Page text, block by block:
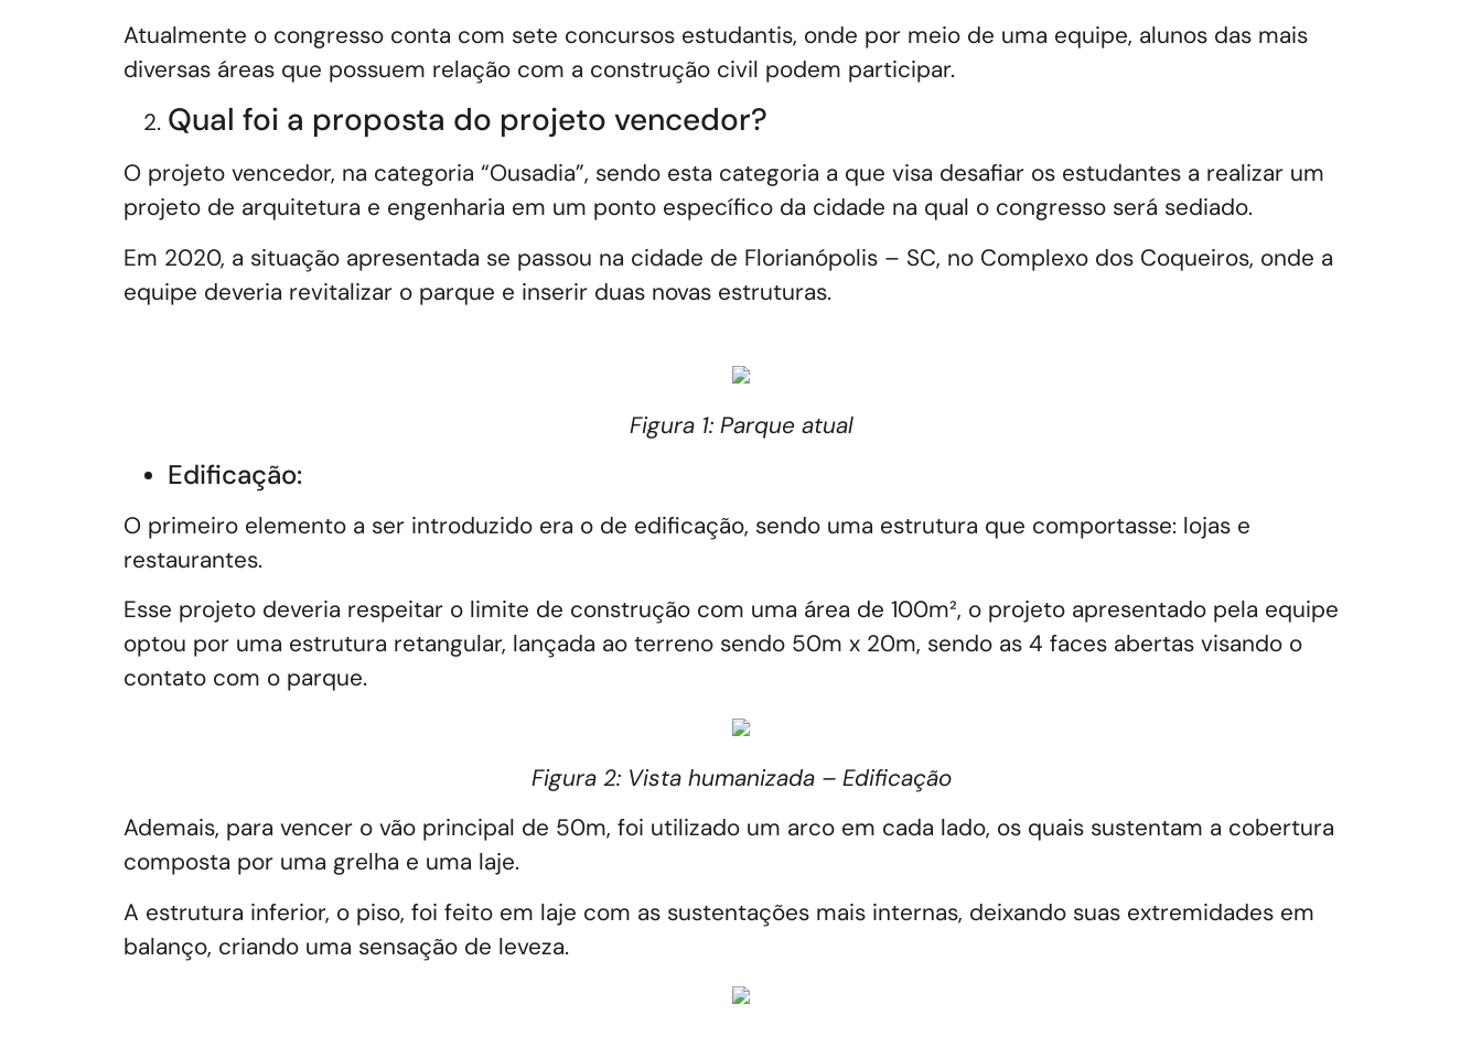
Atualmente o congresso conta com sete concursos estudantis, onde por meio de uma equipe, alunos das mais
diversas áreas que possuem relação com a construção civil podem participar.
Qual foi a proposta do projeto vencedor?
O projeto vencedor, na categoria “Ousadia”, sendo esta categoria a que visa desafiar os estudantes a realizar um
projeto de arquitetura e engenharia em um ponto específico da cidade na qual o congresso será sediado.
Em 2020, a situação apresentada se passou na cidade de Florianópolis – SC, no Complexo dos Coqueiros, onde a
equipe deveria revitalizar o parque e inserir duas novas estruturas.
Figura 1: Parque atual
Edificação:
O primeiro elemento a ser introduzido era o de edificação, sendo uma estrutura que comportasse: lojas e
restaurantes.
Esse projeto deveria respeitar o limite de construção com uma área de 100m², o projeto apresentado pela equipe
optou por uma estrutura retangular, lançada ao terreno sendo 50m x 20m, sendo as 4 faces abertas visando o
contato com o parque.
Figura 2: Vista humanizada – Edificação
Ademais, para vencer o vão principal de 50m, foi utilizado um arco em cada lado, os quais sustentam a cobertura
composta por uma grelha e uma laje.
A estrutura inferior, o piso, foi feito em laje com as sustentações mais internas, deixando suas extremidades em
balanço, criando uma sensação de leveza.